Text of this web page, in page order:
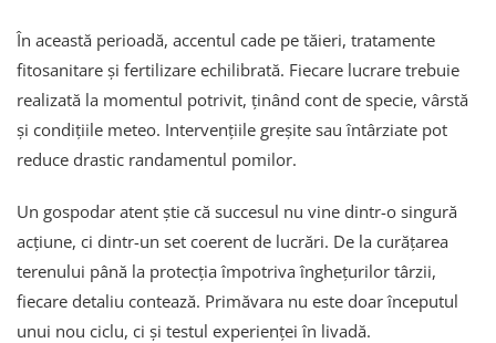
În această perioadă, accentul cade pe tăieri, tratamente
fitosanitare și fertilizare echilibrată. Fiecare lucrare trebuie
realizată la momentul potrivit, ținând cont de specie, vârstă
și condițiile meteo. Intervențiile greșite sau întârziate pot
reduce drastic randamentul pomilor.
Un gospodar atent știe că succesul nu vine dintr-o singură
acțiune, ci dintr-un set coerent de lucrări. De la curățarea
terenului până la protecția împotriva înghețurilor târzii,
fiecare detaliu contează. Primăvara nu este doar începutul
unui nou ciclu, ci și testul experienței în livadă.